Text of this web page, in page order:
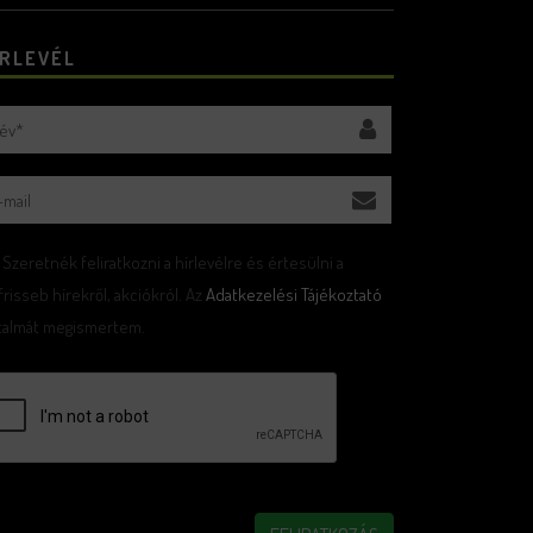
Szeretnék feliratkozni a hírlevélre és értesülni a
hírekről, akciókról. Az Adatkezelési Tájékoztató
megismertem.